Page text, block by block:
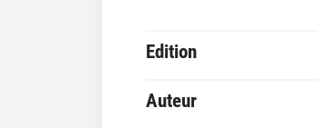
Edition
Auteur